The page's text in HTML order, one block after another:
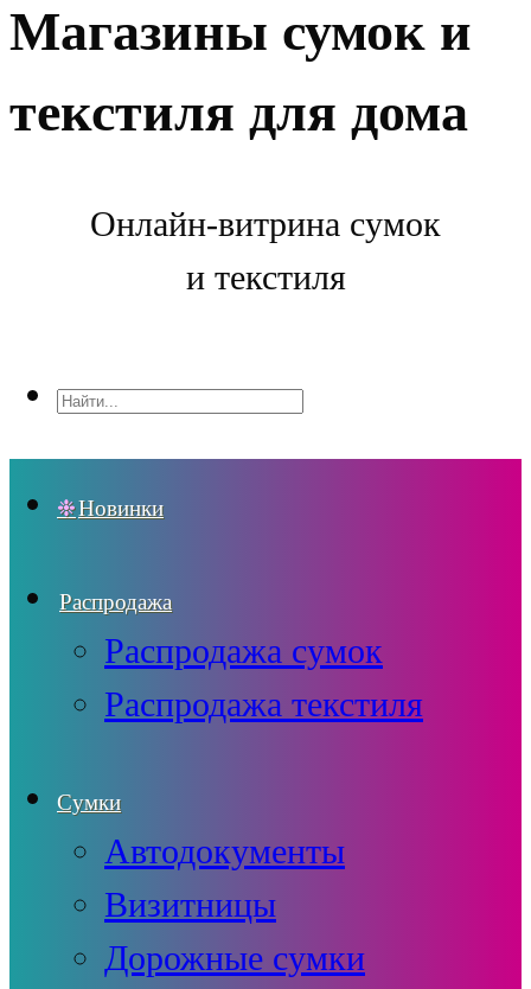
Магазины сумок и
текстиля для дома
Онлайн-витрина сумок
и текстиля
Новинки
Распродажа
Распродажа сумок
Распродажа текстиля
Сумки
Автодокументы
Визитницы
Дорожные сумки